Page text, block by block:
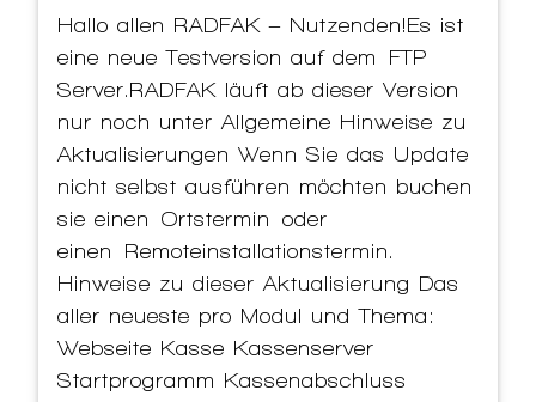
Hallo allen RADFAK – Nutzenden!Es ist
eine neue Testversion auf dem FTP
Server.RADFAK läuft ab dieser Version
nur noch unter Allgemeine Hinweise zu
Aktualisierungen Wenn Sie das Update
nicht selbst ausführen möchten buchen
sie einen Ortstermin oder
einen Remoteinstallationstermin.
Hinweise zu dieser Aktualisierung Das
aller neueste pro Modul und Thema:
Webseite Kasse Kassenserver
Startprogramm Kassenabschluss